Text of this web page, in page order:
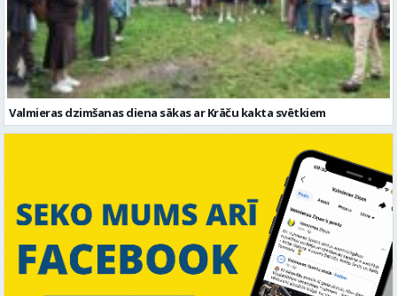
Valmieras dzimšanas diena sākas ar Krāču kakta svētkiem